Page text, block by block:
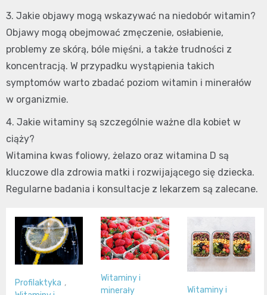
3. Jakie objawy mogą wskazywać na niedobór witamin?
Objawy mogą obejmować zmęczenie, osłabienie,
problemy ze skórą, bóle mięśni, a także trudności z
koncentracją. W przypadku wystąpienia takich
symptomów warto zbadać poziom witamin i minerałów
w organizmie.
4. Jakie witaminy są szczególnie ważne dla kobiet w
ciąży?
Witamina kwas foliowy, żelazo oraz witamina D są
kluczowe dla zdrowia matki i rozwijającego się dziecka.
Regularne badania i konsultacje z lekarzem są zalecane.
Profilaktyka ,
Witaminy i
minerały
Witaminy i